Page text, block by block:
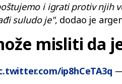
i igrati protiv njih
suludo je", dodao je
misliti da
ip8hCeTA3q